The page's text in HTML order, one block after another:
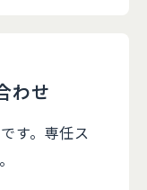
わせ
す。 専任ス